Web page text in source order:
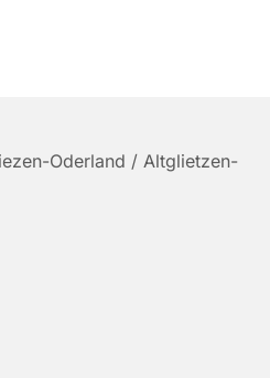
Oderland / Altglietzen-